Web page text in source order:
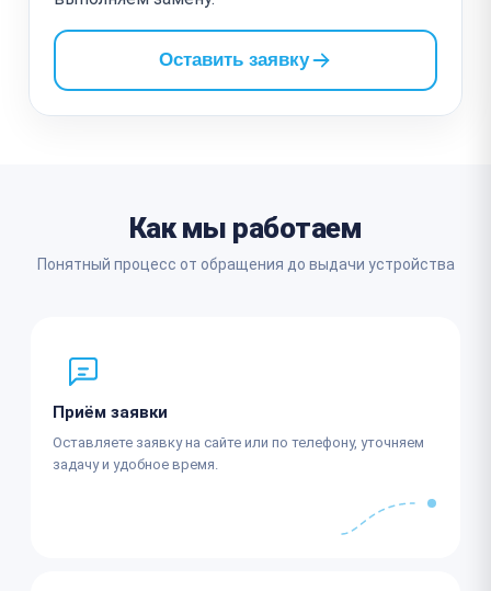
Оставить заявку
Как мы работаем
Понятный процесс от обращения до выдачи устройства
Приём заявки
Оставляете заявку на сайте или по телефону, уточняем
задачу и удобное время.